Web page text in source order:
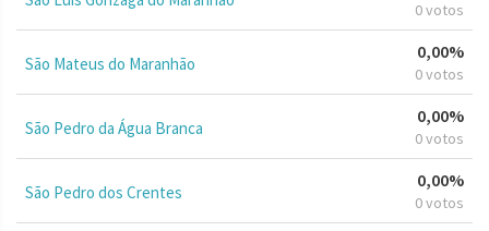
0 votos
São Mateus do Maranhão
0,00%
0 votos
São Pedro da Água Branca
0,00%
0 votos
São Pedro dos Crentes
0,00%
0 votos